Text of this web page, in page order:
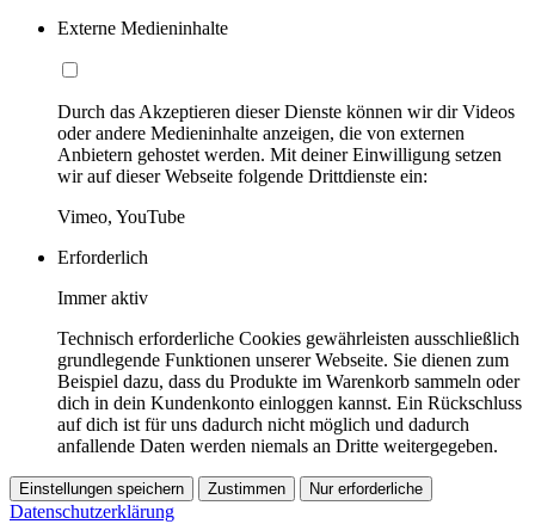
Externe Medieninhalte
Durch das Akzeptieren dieser Dienste können wir dir Videos
oder andere Medieninhalte anzeigen, die von externen
Anbietern gehostet werden. Mit deiner Einwilligung setzen
wir auf dieser Webseite folgende Drittdienste ein:
Vimeo, YouTube
Erforderlich
Immer aktiv
Technisch erforderliche Cookies gewährleisten ausschließlich
grundlegende Funktionen unserer Webseite. Sie dienen zum
Beispiel dazu, dass du Produkte im Warenkorb sammeln oder
dich in dein Kundenkonto einloggen kannst. Ein Rückschluss
auf dich ist für uns dadurch nicht möglich und dadurch
anfallende Daten werden niemals an Dritte weitergegeben.
Einstellungen speichern Zustimmen Nur erforderliche
Datenschutzerklärung